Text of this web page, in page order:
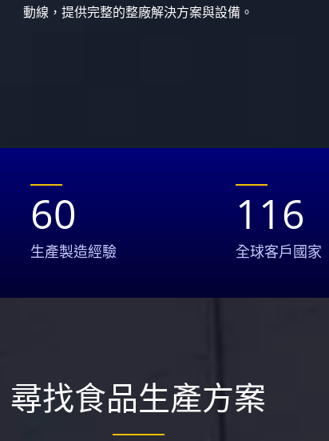
動線，提供完整的整廠解決方案與設備。
60
生產製造經驗
116
全球客戶國家
尋找食品生產方案